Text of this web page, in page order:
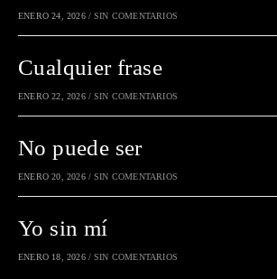
ENERO 24, 2026 / SIN COMENTARIOS
Cualquier frase
ENERO 22, 2026 / SIN COMENTARIOS
No puede ser
ENERO 20, 2026 / SIN COMENTARIOS
Yo sin mí
ENERO 18, 2026 / SIN COMENTARIOS